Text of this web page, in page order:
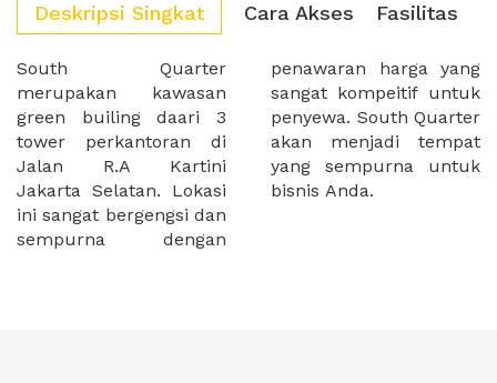
Deskripsi Singkat Cara Akses Fasilitas
South Quarter
merupakan kawasan
green builing daari 3
tower perkantoran di
Jalan R.A Kartini
Jakarta Selatan. Lokasi
ini sangat bergengsi dan
sempurna dengan
penawaran harga yang
sangat kompeitif untuk
penyewa. South Quarter
akan menjadi tempat
yang sempurna untuk
bisnis Anda.